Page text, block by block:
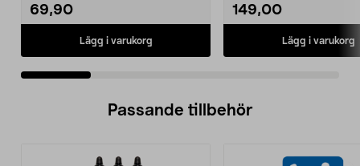
69,90
Lägg i varukorg
149,00
Lägg i varukorg
Passande tillbehör